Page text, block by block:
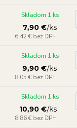
7,90 €/ks
6,42 € bez DPH
Skladom 1 ks
9,90 €/ks
8,05 € bez DPH
Skladom 1 ks
10,90 €/ks
8,86 € bez DPH
Skladom 1 ks